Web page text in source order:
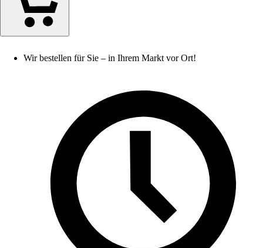
Wir bestellen für Sie – in Ihrem Markt vor Ort!